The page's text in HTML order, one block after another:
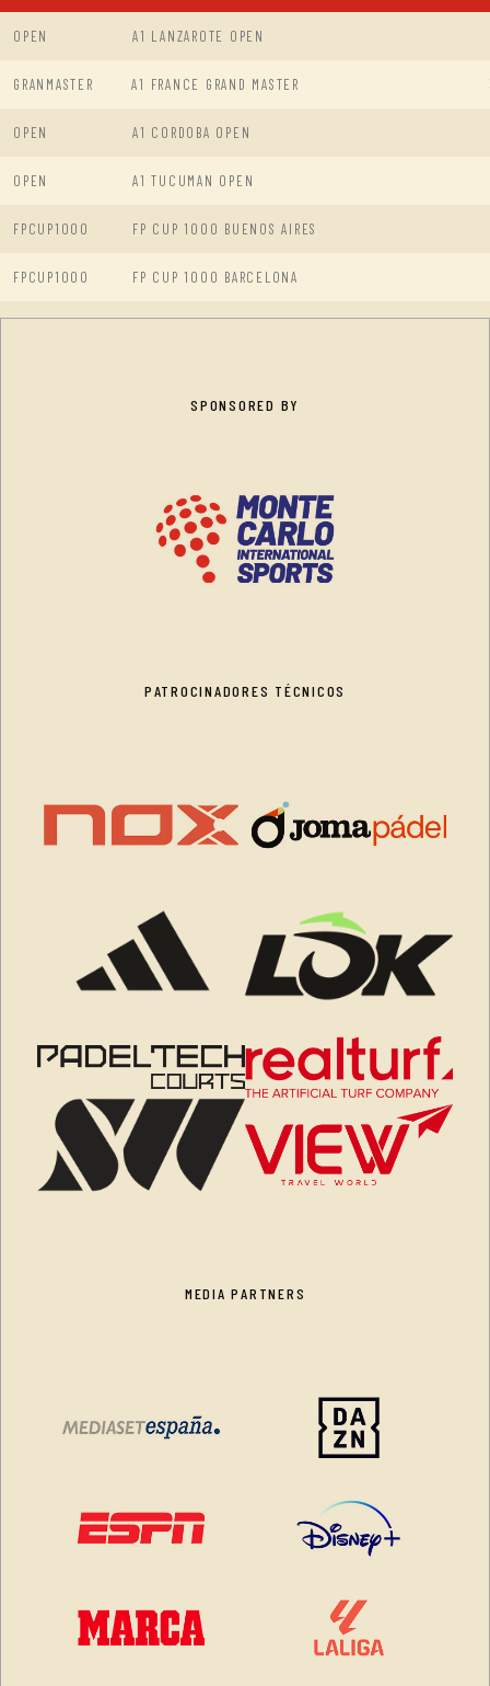
OPEN A1 LANZAROTE OPEN
GRANMASTER A1 FRANCE GRAND MASTER
OPEN A1 CORDOBA OPEN
OPEN A1 TUCUMAN OPEN
FPCUP1000 FP CUP 1000 BUENOS AIRES
FPCUP1000 FP CUP 1000 BARCELONA
SPONSORED BY
PATROCINADORES TÉCNICOS
MEDIA PARTNERS